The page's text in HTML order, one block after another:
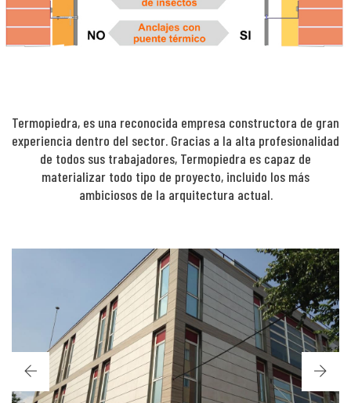
Termopiedra, es una reconocida empresa constructora de gran
experiencia dentro del sector. Gracias a la alta profesionalidad
de todos sus trabajadores, Termopiedra es capaz de
materializar todo tipo de proyecto, incluido los más
ambiciosos de la arquitectura actual.